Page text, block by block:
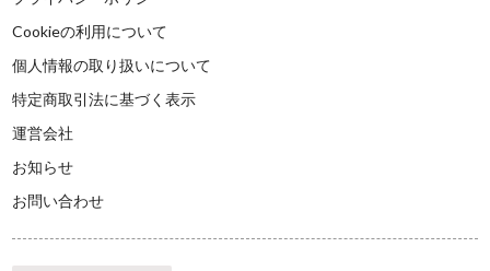
Cookieの利用について
個人情報の取り扱いについて
特定商取引法に基づく表示
運営会社
お知らせ
お問い合わせ